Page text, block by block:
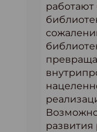
работают